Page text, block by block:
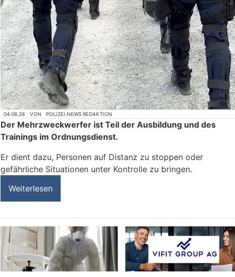
04.06.26 VON POLIZEI.NEWS REDAKTION
Der Mehrzweckwerfer ist Teil der Ausbildung und des
Trainings im Ordnungsdienst.
Er dient dazu, Personen auf Distanz zu stoppen oder
gefährliche Situationen unter Kontrolle zu bringen.
Weiterlesen